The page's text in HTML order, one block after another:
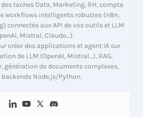
taches Data, Marketing, RH, compta
workflows intelligents robustes (n8n,
connectés aux API de vos outils et LLM
Mistral, Claude…).
créer des applications et agent IA sur
de LLM (OpenAI, Mistral…), RAG,
génération de documents complexes,
backends Node.js/Python.